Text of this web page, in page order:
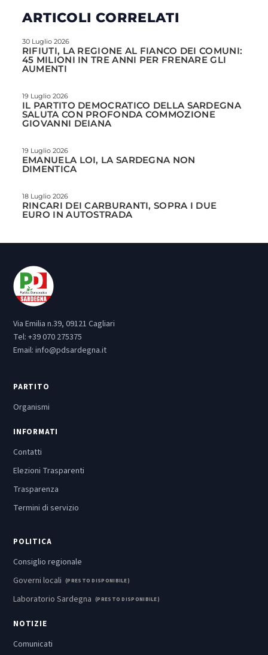
ARTICOLI CORRELATI
30 Luglio 2026
RIFIUTI, LA REGIONE AL FIANCO DEI COMUNI:
45 MILIONI IN TRE ANNI PER FRENARE GLI
AUMENTI
19 Luglio 2026
IL PARTITO DEMOCRATICO DELLA SARDEGNA
SALUTA CON PROFONDA COMMOZIONE
GIOVANNI DEIANA
19 Luglio 2026
EMANUELA LOI, LA SARDEGNA NON
DIMENTICA
18 Luglio 2026
RINCARI DEI CARBURANTI, SOPRA I DUE
EURO IN AUTOSTRADA
Via Emilia n.39, 09121 Cagliari
Tel: +39 070 275375
Email: info@pdsardegna.it
PARTITO
Organismi
INFORMATI
Contatti
Elezioni Trasparenti
Trasparenza
Termini di servizio
POLITICA
Consiglio regionale
Governi locali (PRESTO DISPONIBILE)
Laboratorio Sardegna (PRESTO DISPONIBILE)
NOTIZIE
Comunicati